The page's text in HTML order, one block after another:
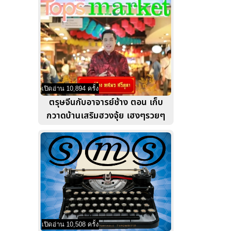
เปิดอ่าน 10,894 ครั้ง
ตรุษจีนกับอาจารย์ช้าง ตอน เก็บ
กวาดบ้านเสริมฮวงจุ้ย เฮงๆรวยๆ
เปิดอ่าน 10,508 ครั้ง